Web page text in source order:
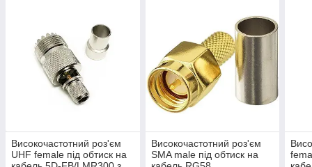
Високочастотний роз'єм
UHF female під обтиск на
Високочастотний роз'єм
SMA male під обтиск на